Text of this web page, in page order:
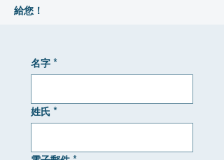
給您！
名字*
姓氏*